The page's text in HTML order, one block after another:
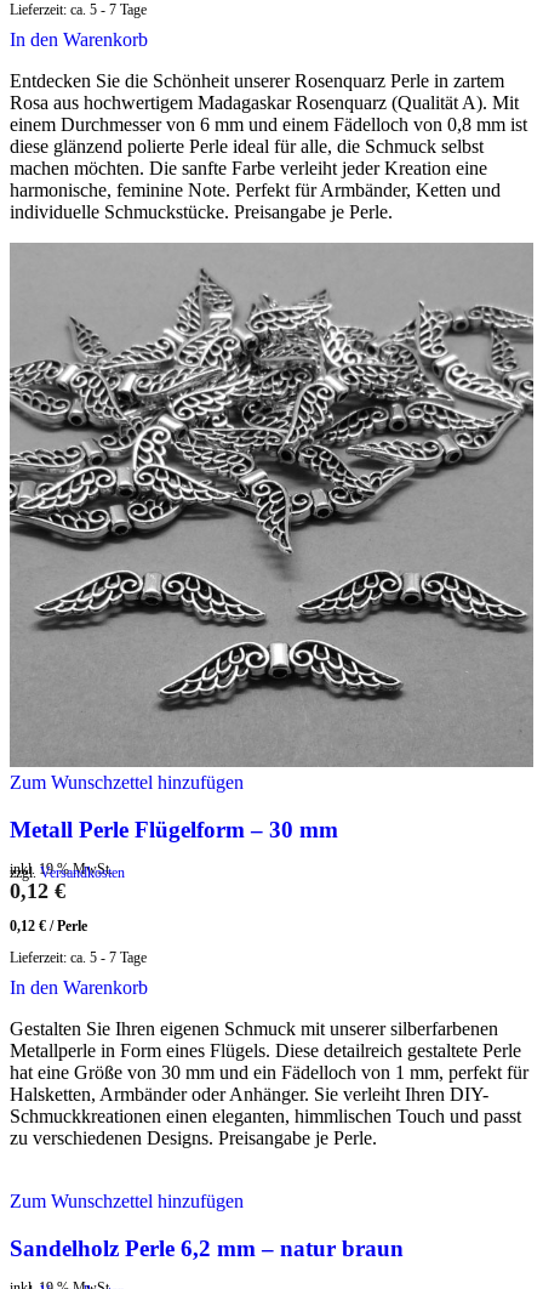
Lieferzeit: ca. 5 - 7 Tage
In den Warenkorb
Entdecken Sie die Schönheit unserer Rosenquarz Perle in zartem
Rosa aus hochwertigem Madagaskar Rosenquarz (Qualität A). Mit
einem Durchmesser von 6 mm und einem Fädelloch von 0,8 mm ist
diese glänzend polierte Perle ideal für alle, die Schmuck selbst
machen möchten. Die sanfte Farbe verleiht jeder Kreation eine
harmonische, feminine Note. Perfekt für Armbänder, Ketten und
individuelle Schmuckstücke. Preisangabe je Perle.
Zum Wunschzettel hinzufügen
Metall Perle Flügelform – 30 mm
inkl. 19 % MwSt.
zzgl. Versandkosten
0,12 €
0,12 € /Perle
Lieferzeit: ca. 5 - 7 Tage
In den Warenkorb
Gestalten Sie Ihren eigenen Schmuck mit unserer silberfarbenen
Metallperle in Form eines Flügels. Diese detailreich gestaltete Perle
hat eine Größe von 30 mm und ein Fädelloch von 1 mm, perfekt für
Halsketten, Armbänder oder Anhänger. Sie verleiht Ihren DIY-
Schmuckkreationen einen eleganten, himmlischen Touch und passt
zu verschiedenen Designs. Preisangabe je Perle.
Zum Wunschzettel hinzufügen
Sandelholz Perle 6,2 mm – natur braun